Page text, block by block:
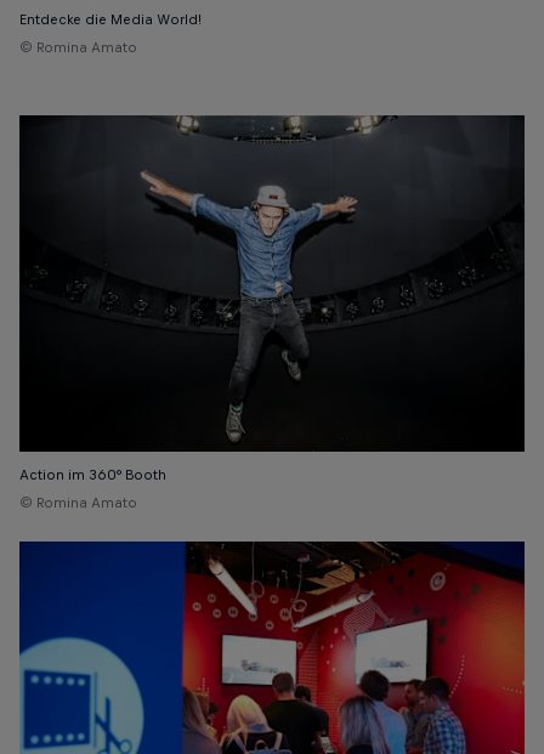
Entdecke die Media World!
© Romina Amato
Action im 360° Booth
© Romina Amato